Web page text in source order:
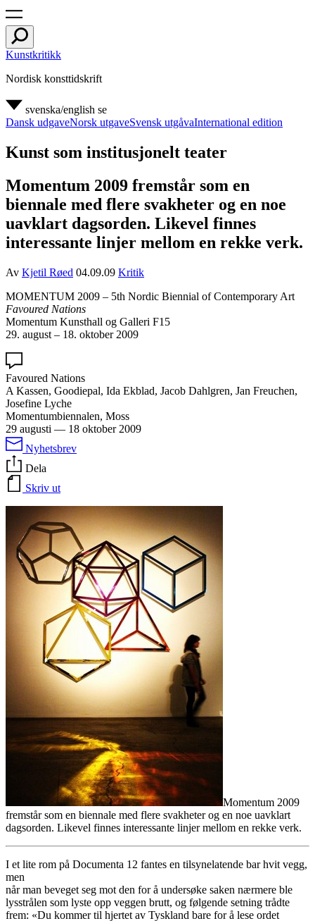
Kunstkritikk
Nordisk konsttidskrift
svenska/english se
Dansk udgaveNorsk utgaveSvensk utgåvaInternational edition
Kunst som institusjonelt teater
Momentum 2009 fremstår som en
biennale med flere svakheter og en noe
uavklart dagsorden. Likevel finnes
interessante linjer mellom en rekke verk.
Av Kjetil Røed 04.09.09 Kritik
MOMENTUM 2009 – 5th Nordic Biennial of Contemporary Art
Favoured Nations
Momentum Kunsthall og Galleri F15
29. august – 18. oktober 2009
Favoured Nations
A Kassen, Goodiepal, Ida Ekblad, Jacob Dahlgren, Jan Freuchen,
Josefine Lyche
Momentumbiennalen, Moss
29 augusti — 18 oktober 2009
Nyhetsbrev
Dela
Skriv ut
Momentum 2009
fremstår som en biennale med flere svakheter og en noe uavklart
dagsorden. Likevel finnes interessante linjer mellom en rekke verk.
I et lite rom på Documenta 12 fantes en tilsynelatende bar hvit vegg,
men
når man beveget seg mot den for å undersøke saken nærmere ble
lysstrålen som lyste opp veggen brutt, og følgende setning trådte
frem: «Du kommer til hjertet av Tyskland bare for å lese ordet